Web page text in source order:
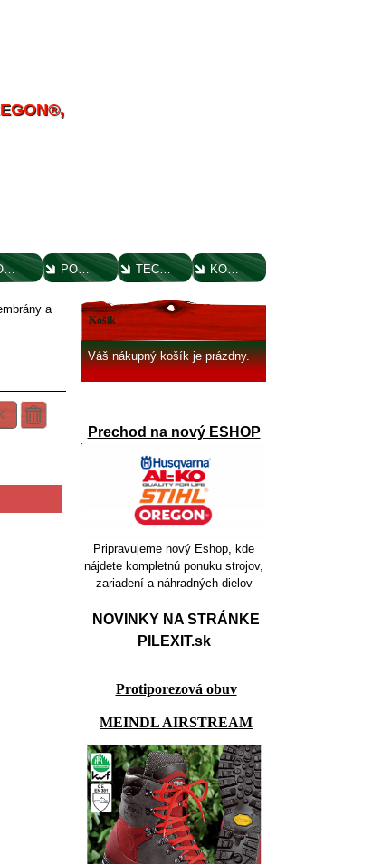
POUČENIE O UPLATNENÍ PRÁVA SPOTREBITEĽA PORADENSTVO TECHNICKÉ VÝKRESY KONTAKT
a
Košík
Váš nákupný košík je prázdny.
Prechod na nový ESHOP
Pripravujeme nový Eshop, kde
nájdete kompletnú ponuku strojov,
zariadení a náhradných dielov
NOVINKY NA STRÁNKE
PILEXIT.sk
Protiporezová obuv
MEINDL AIRSTREAM